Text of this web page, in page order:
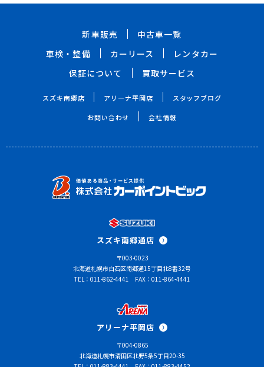
新車販売
中古車一覧
車検・整備
カーリース
レンタカー
保証について
買取サービス
スズキ南郷店 アリーナ平岡店 スタッフブログ
お問い合わせ 会社情報
スズキ南郷通店
〒003-0023
北海道札幌市白石区南郷通15丁目北8番32号
TEL：011-862-4441
FAX：011-864-4441
アリーナ平岡店
〒004-0865
北海道札幌市清田区北野5条5丁目20-35